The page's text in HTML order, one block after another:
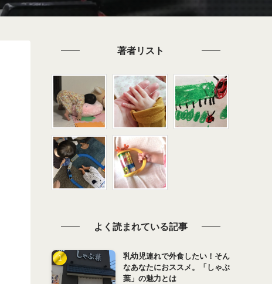
著者リスト
よく読まれている記事
乳幼児連れで外食したい！そん
なあなたにおススメ。「しゃぶ
葉」の魅力とは